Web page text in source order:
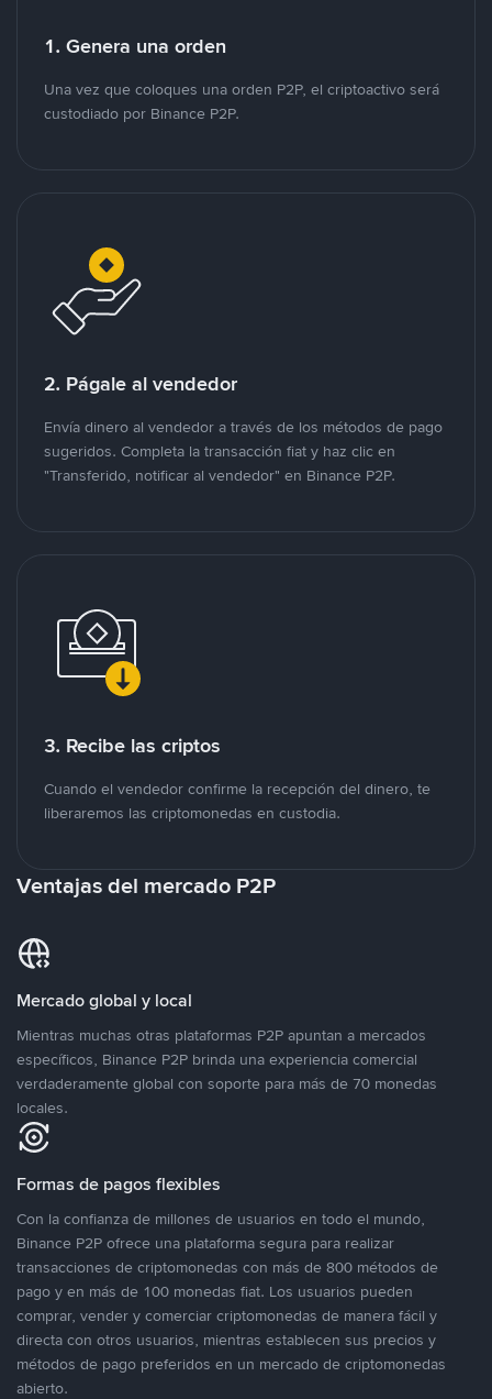
1. Genera una orden
Una vez que coloques una orden P2P, el criptoactivo será
custodiado por Binance P2P.
2. Págale al vendedor
Envía dinero al vendedor a través de los métodos de pago
sugeridos. Completa la transacción fiat y haz clic en
"Transferido, notificar al vendedor" en Binance P2P.
3. Recibe las criptos
Cuando el vendedor confirme la recepción del dinero, te
liberaremos las criptomonedas en custodia.
Ventajas del mercado P2P
Mercado global y local
Mientras muchas otras plataformas P2P apuntan a mercados
específicos, Binance P2P brinda una experiencia comercial
verdaderamente global con soporte para más de 70 monedas
locales.
Formas de pagos flexibles
Con la confianza de millones de usuarios en todo el mundo,
Binance P2P ofrece una plataforma segura para realizar
transacciones de criptomonedas con más de 800 métodos de
pago y en más de 100 monedas fiat. Los usuarios pueden
comprar, vender y comerciar criptomonedas de manera fácil y
directa con otros usuarios, mientras establecen sus precios y
métodos de pago preferidos en un mercado de criptomonedas
abierto.